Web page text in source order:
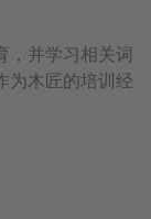
，并学习相关词
为木匠的培训经